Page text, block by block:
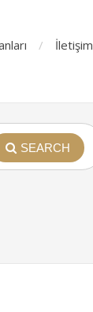
İletişim
SEARCH